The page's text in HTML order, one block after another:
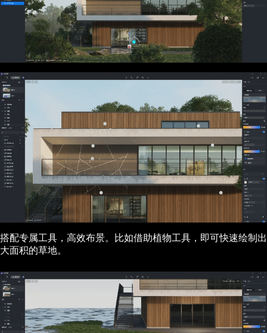
搭配专属工具，高效布景。比如借助植物工具，即可快速绘制出
大面积的草地。